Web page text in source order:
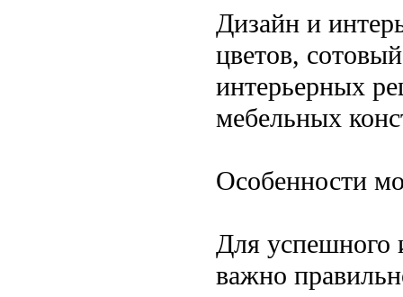
Дизайн и
цветов,
интерьерных
мебельных
Особенности
Для успешного
важно